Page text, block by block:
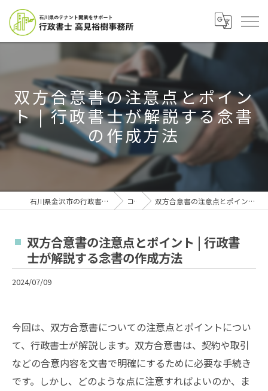
双方合意書の注意点とポイン
ト | 行政書士が解説する念書
の作成方法
石川県金沢市の行政書士なら行政書士高見裕樹事務所 コラム 双方合意書の注意点とポイント | 行政書士が解説する念書の作成方法
双方合意書の注意点とポイント | 行政書
士が解説する念書の作成方法
2024/07/09
今回は、双方合意書についての注意点とポイントについ
て、行政書士が解説します。双方合意書は、契約や取引
などの合意内容を文書で明確にするために必要な手続き
です。しかし、どのような点に注意すればよいのか、ま